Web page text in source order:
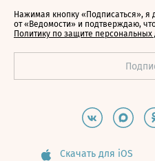
Нажимая кнопку «Подписаться», я
от «Ведомости» и подтверждаю,
Политику по защите
Скачать для iOS